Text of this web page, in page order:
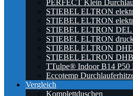
PERFECT Klein
STIEBEL ELTRON
STIEBEL ELTRON
STIEBEL ELTRON DEL
STIEBEL ELTRON
STIEBEL ELTRON DHE
STIEBEL ELTRON
TTulpe® Indoor B14 P50
Eccotemp
Vergleich
Komplettduschen